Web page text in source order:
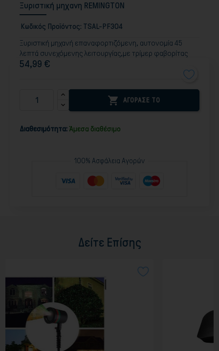
Ξυριστική μηχανη REMINGTON
Κωδικός Προϊόντος: TSAL-PF304
Ξυριστική μηχανή επαναφορτιζόμενη, αυτονομία 45
λεπτά συνεχόμενης λειτουργίας,με τρίμερ φαβορίτας
54,99 €
 ΑΓΟΡΑΣΕ ΤΟ
Διαθεσιμότητα: Άμεσα διαθέσιμο
100% Ασφάλεια Αγορών
Δείτε Επίσης